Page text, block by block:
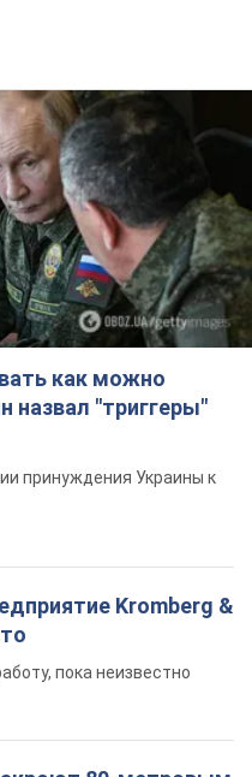
как можно
назвал "триггеры"
принуждения Украины к
Kromberg &
пока неизвестно
80-метровым
власти
по отмене строительства